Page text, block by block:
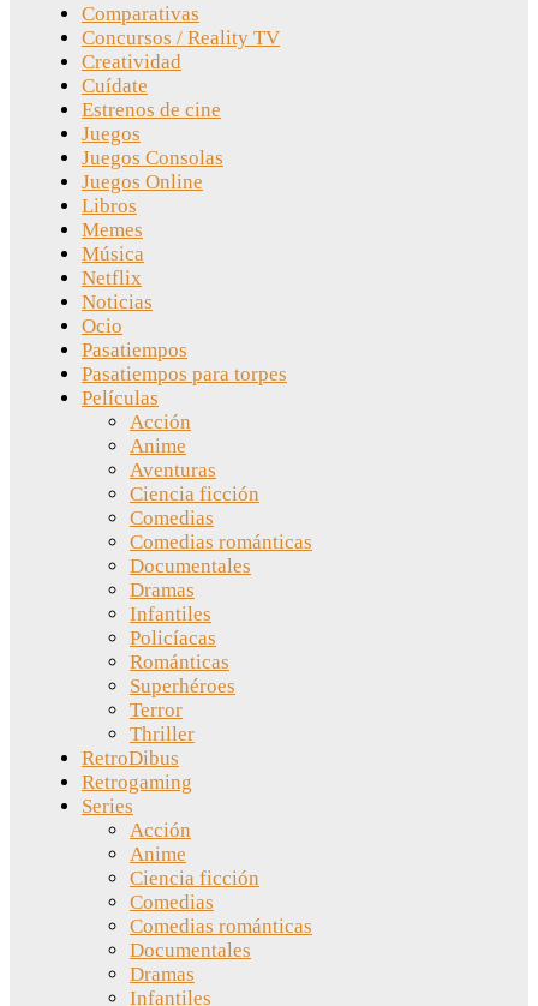
Comparativas
Concursos / Reality TV
Creatividad
Cuídate
Estrenos de cine
Juegos
Juegos Consolas
Juegos Online
Libros
Memes
Música
Netflix
Noticias
Ocio
Pasatiempos
Pasatiempos para torpes
Películas
Acción
Anime
Aventuras
Ciencia ficción
Comedias
Comedias románticas
Documentales
Dramas
Infantiles
Policíacas
Románticas
Superhéroes
Terror
Thriller
RetroDibus
Retrogaming
Series
Acción
Anime
Ciencia ficción
Comedias
Comedias románticas
Documentales
Dramas
Infantiles